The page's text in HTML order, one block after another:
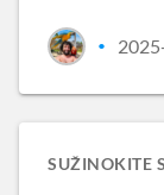
•
SUŽINOKITE